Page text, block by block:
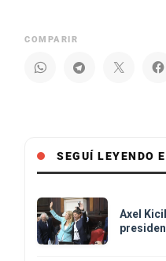
COMPARIR
SEGUÍ LEYENDO
Axel